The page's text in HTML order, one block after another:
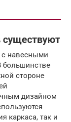
существуют
с навесными
стороне
дизайном
каркаса, так и